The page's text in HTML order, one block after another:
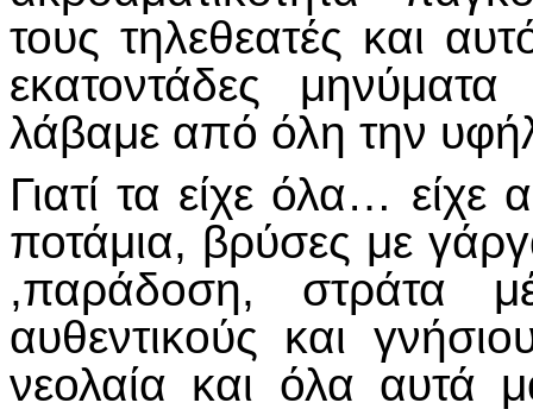
τους τηλεθεατές και
εκατοντάδες
λάβαμε από όλη την
Γιατί τα είχε όλα… είχε
ποτάμια, βρύσες με
,παράδοση, στράτα
αυθεντικούς και
νεολαία και όλα αυτά